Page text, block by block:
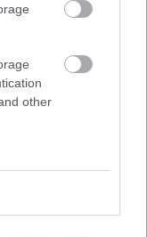
other
η
Η λύση στα
αναζητείται
όπως η
την εμπιστοσύνη
θέλουν να